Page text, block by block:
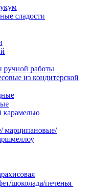
сладости
ручной работы
из кондитерской
карамелью
марципановые/
шоколада/печенья